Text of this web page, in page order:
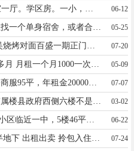
06-12
05-25
07-20
05-09
南三路四小学对面，一二楼商服95平，年租金20000元，13704558845 07-07
03-02
楼房出租[庆祝]南五路民福小区临近一中，5楼46平方，家居齐全，南北通透，电话15045545077 06-22
07-24